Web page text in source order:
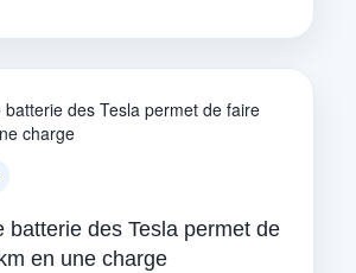
batterie des Tesla permet de
en une charge